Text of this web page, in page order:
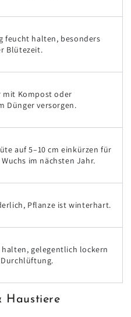
feucht halten, besonders
Blütezeit.
mit Kompost oder
Dünger versorgen.
auf 5–10 cm einkürzen für
im nächsten Jahr.
Pflanze ist winterhart.
gelegentlich lockern
Haustiere